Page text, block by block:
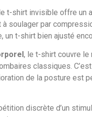
t-shirt invisible offre un
soulager par
t-shirt bien ajusté
, le t-shirt couvre
classiques.
de la posture est
discrète d’un